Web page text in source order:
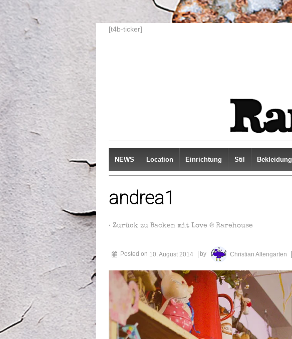
[t4b-ticker]
NEWS Location Einrichtung Stil Bekleidung
andrea1
‹ Zurück zu Backen mit Love @ Rarehouse
Posted on 10. August 2014 by Christian Altengarten